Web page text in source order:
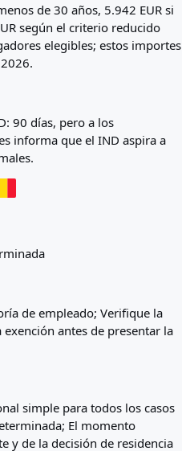
de 30 años, 5.942 EUR si
según el criterio reducido
elegibles; estos importes
90 días, pero a los
informa que el IND aspira a
de empleado; Verifique la
antes de presentar la
simple para todos los casos
El momento
y de la decisión de residencia